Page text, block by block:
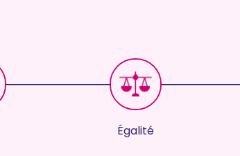
Égalité